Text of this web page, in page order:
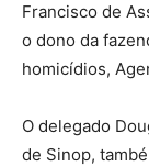
Francisco de
o dono da
homicídios,
O delegado
de Sinop,